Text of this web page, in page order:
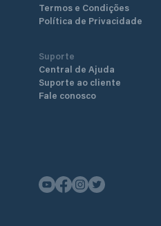
Termos e Condições
Política de Privacidade
Suporte
Central de Ajuda
Suporte ao cliente
Fale conosco